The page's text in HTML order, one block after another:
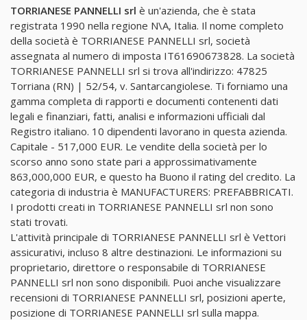
TORRIANESE PANNELLI srl è un'azienda, che è stata
registrata 1990 nella regione N\A, Italia. Il nome completo
della società è TORRIANESE PANNELLI srl, società
assegnata al numero di imposta IT61690673828. La società
TORRIANESE PANNELLI srl si trova all'indirizzo: 47825
Torriana (RN) | 52/54, v. Santarcangiolese. Ti forniamo una
gamma completa di rapporti e documenti contenenti dati
legali e finanziari, fatti, analisi e informazioni ufficiali dal
Registro italiano. 10 dipendenti lavorano in questa azienda.
Capitale - 517,000 EUR. Le vendite della società per lo
scorso anno sono state pari a approssimativamente
863,000,000 EUR, e questo ha Buono il rating del credito. La
categoria di industria è MANUFACTURERS: PREFABBRICATI.
I prodotti creati in TORRIANESE PANNELLI srl non sono
stati trovati.
L'attività principale di TORRIANESE PANNELLI srl è Vettori
assicurativi, incluso 8 altre destinazioni. Le informazioni su
proprietario, direttore o responsabile di TORRIANESE
PANNELLI srl non sono disponibili. Puoi anche visualizzare
recensioni di TORRIANESE PANNELLI srl, posizioni aperte,
posizione di TORRIANESE PANNELLI srl sulla mappa.